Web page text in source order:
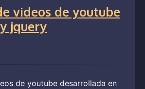
videos de youtube
jquery
de youtube desarrollada en